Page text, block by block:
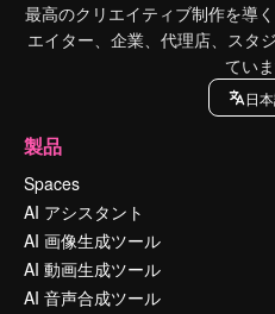
最高のクリエイティブ制作を導
エイター、企業、代理店、スタ
ていま
日
製品
Spaces
AI アシスタント
AI 画像生成ツール
AI 動画生成ツール
AI 音声合成ツール